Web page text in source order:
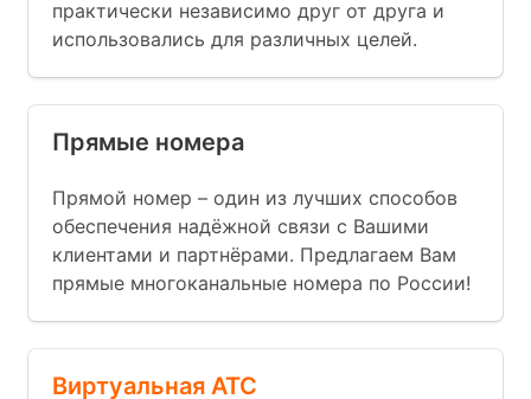
практически независимо друг от друга и
использовались для различных целей.
Прямые номера
Прямой номер – один из лучших способов
обеспечения надёжной связи с Вашими
клиентами и партнёрами. Предлагаем Вам
прямые многоканальные номера по России!
Виртуальная АТС